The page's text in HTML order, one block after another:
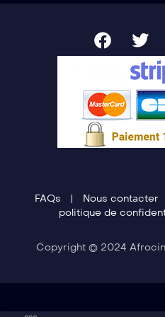
FAQs Nous contacter
politique de
Copyright © 2024